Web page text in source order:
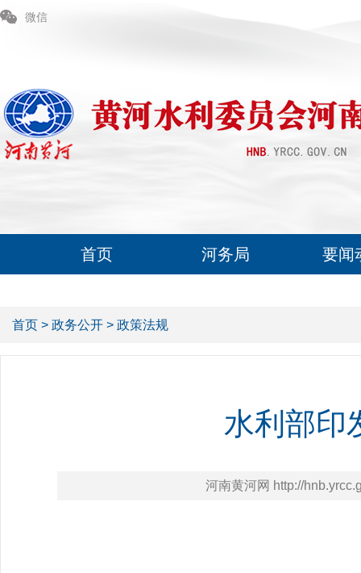
微信
首页 河务局 要闻
首页 > 政务公开 > 政策法规
水利部印
河南黄河网 http://